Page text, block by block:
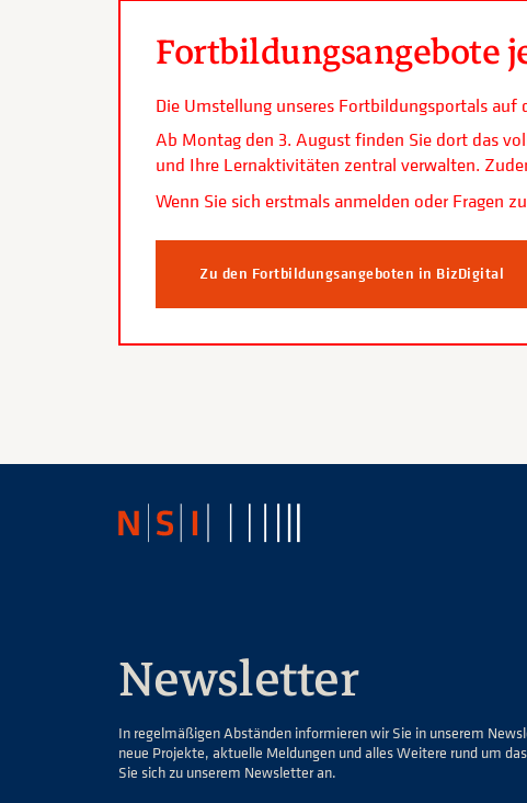
Fortbildungsangebote
Die Umstellung unseres Fortbildungsportals
Ab Montag den 3. August finden Sie dort das
und Ihre Lernaktivitäten zentral verwalten.
Wenn Sie sich erstmals anmelden oder Fragen
Zu den Fortbildungsangeboten in BizDigital
Newsletter
In regelmäßigen Abständen informieren wir Sie in unserem
neue Projekte, aktuelle Meldungen und alles Weitere rund um
Sie sich zu unserem Newsletter an.